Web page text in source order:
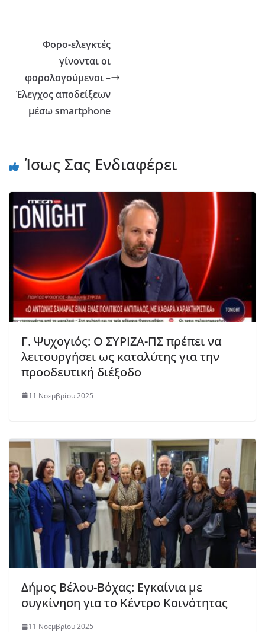
Φορο-ελεγκτές
γίνονται οι
φορολογούμενοι –
Έλεγχος αποδείξεων
μέσω smartphone
Ίσως Σας Ενδιαφέρει
Γ. Ψυχογιός: Ο ΣΥΡΙΖΑ-ΠΣ πρέπει να
λειτουργήσει ως καταλύτης για την
προοδευτική διέξοδο
11 Νοεμβρίου 2025
Δήμος Βέλου-Βόχας: Εγκαίνια με
συγκίνηση για το Κέντρο Κοινότητας
11 Νοεμβρίου 2025